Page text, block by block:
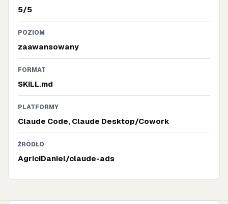
5/5
POZIOM
zaawansowany
FORMAT
SKILL.md
PLATFORMY
Claude Code, Claude Desktop/Cowork
ŹRÓDŁO
AgriciDaniel/claude-ads